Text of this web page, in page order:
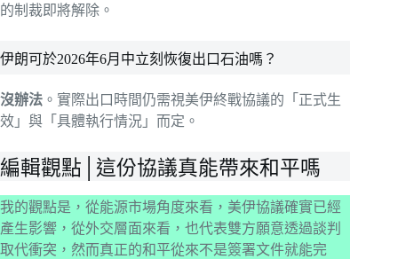
的制裁即將解除。
伊朗可於2026年6月中立刻恢復出口石油嗎？
沒辦法 。實際出口時間仍需視美伊終戰協議的「正式生
效」與「具體執行情況」而定。
編輯觀點│這份協議真能帶來和平嗎
我的觀點是，從能源市場角度來看，美伊協議確實已經
產生影響，從外交層面來看，也代表雙方願意透過談判
取代衝突，然而真正的和平從來不是簽署文件就能完